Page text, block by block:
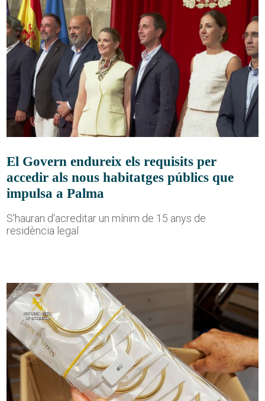
El Govern endureix els requisits per
accedir als nous habitatges públics que
impulsa a Palma
S'hauran d'acreditar un mínim de 15 anys de
residència legal